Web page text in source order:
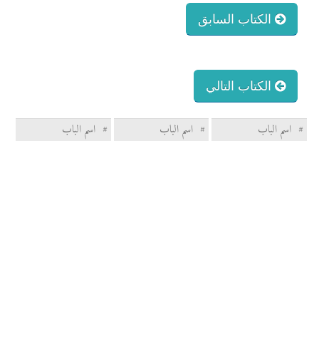
الكتاب السابق
الكتاب التالي
# اسم الباب # اسم الباب # اسم الباب